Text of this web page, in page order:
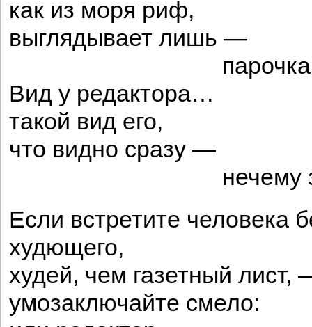
как из моря риф,
выглядывает лишь —
парочка
Вид у редактора…
такой вид его,
что видно сразу —
нечему
Если встретите человека
худющего,
худей, чем газетный лист,
умозаключайте смело: